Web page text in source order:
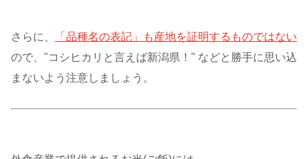
さらに、
「品種名の表記」も産地を証明するものではない
ので、"コシヒカリと言えば新潟県！" などと勝手に思い込
まないよう注意しましょう。